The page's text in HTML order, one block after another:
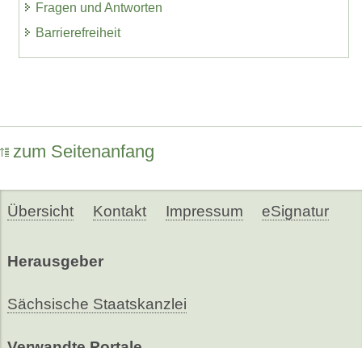
Fragen und Antworten
Barrierefreiheit
zum Seitenanfang
Übersicht Kontakt Impressum eSignatur
Herausgeber
Sächsische Staatskanzlei